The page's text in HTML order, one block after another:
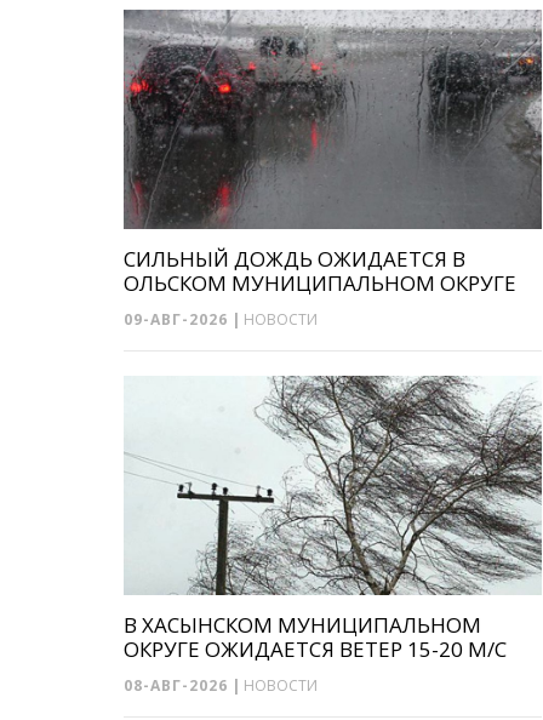
СИЛЬНЫЙ ДОЖДЬ ОЖИДАЕТСЯ В
ОЛЬСКОМ МУНИЦИПАЛЬНОМ ОКРУГЕ
09-АВГ-2026 | НОВОСТИ
В ХАСЫНСКОМ МУНИЦИПАЛЬНОМ
ОКРУГЕ ОЖИДАЕТСЯ ВЕТЕР 15-20 М/С
08-АВГ-2026 | НОВОСТИ